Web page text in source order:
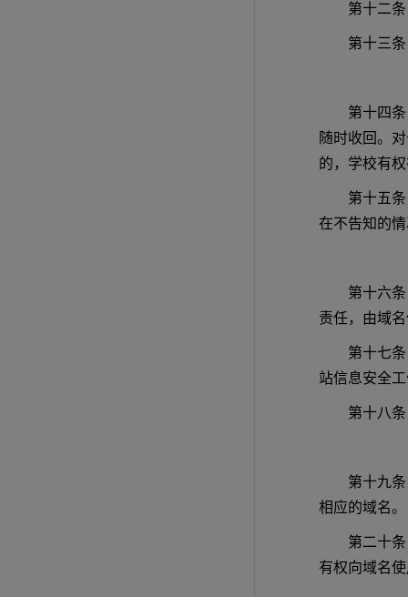
第十二
第十三
第十四
随时收回。
的，学校有
第十五
在不告知的
第十六
责任，由域
第十七
站信息安全
第十八
第十九
相应的域名。
第二十
有权向域名